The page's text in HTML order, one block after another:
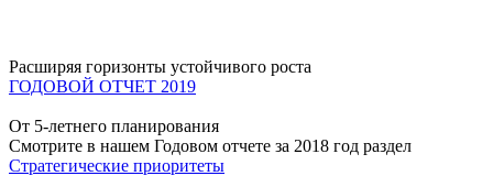
Расширяя горизонты устойчивого роста
ГОДОВОЙ ОТЧЕТ 2019
От 5-летнего планирования
Смотрите в нашем Годовом отчете за 2018 год раздел
Стратегические приоритеты